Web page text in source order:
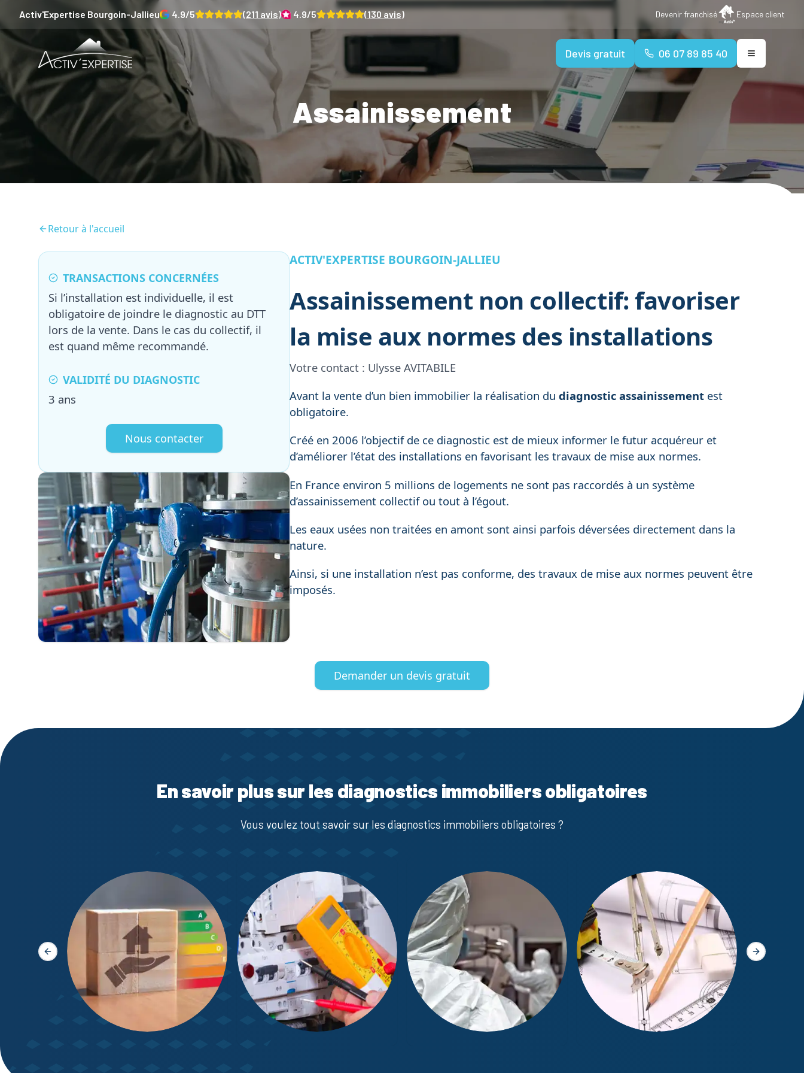
Activ'Expertise Bourgoin-Jallieu 4.9/5 (211 avis) 4.9/5 (130 avis) Devenir franchisé Espace client
Devis gratuit 06 07 89 85 40
Assainissement
Retour à l'accueil
TRANSACTIONS CONCERNÉES
Si l’installation est individuelle, il est
obligatoire de joindre le diagnostic au DTT
lors de la vente. Dans le cas du collectif, il
est quand même recommandé.
VALIDITÉ DU DIAGNOSTIC
3 ans
Nous contacter
ACTIV'EXPERTISE BOURGOIN-JALLIEU
Assainissement non collectif: favoriser
la mise aux normes des installations
Votre contact : Ulysse AVITABILE
Avant la vente d’un bien immobilier la réalisation du diagnostic assainissement est
obligatoire.
Créé en 2006 l’objectif de ce diagnostic est de mieux informer le futur acquéreur et
d’améliorer l’état des installations en favorisant les travaux de mise aux normes.
En France environ 5 millions de logements ne sont pas raccordés à un système
d’assainissement collectif ou tout à l’égout.
Les eaux usées non traitées en amont sont ainsi parfois déversées directement dans la
nature.
Ainsi, si une installation n’est pas conforme, des travaux de mise aux normes peuvent être
imposés.
Demander un devis gratuit
En savoir plus sur les diagnostics immobiliers obligatoires
Vous voulez tout savoir sur les diagnostics immobiliers obligatoires ?
Slide précédente Slide